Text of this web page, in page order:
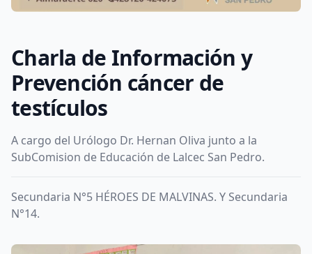
Charla de Información y
Prevención cáncer de
testículos
A cargo del Urólogo Dr. Hernan Oliva junto a la
SubComision de Educación de Lalcec San Pedro.
Secundaria N°5 HÉROES DE MALVINAS. Y Secundaria
N°14.